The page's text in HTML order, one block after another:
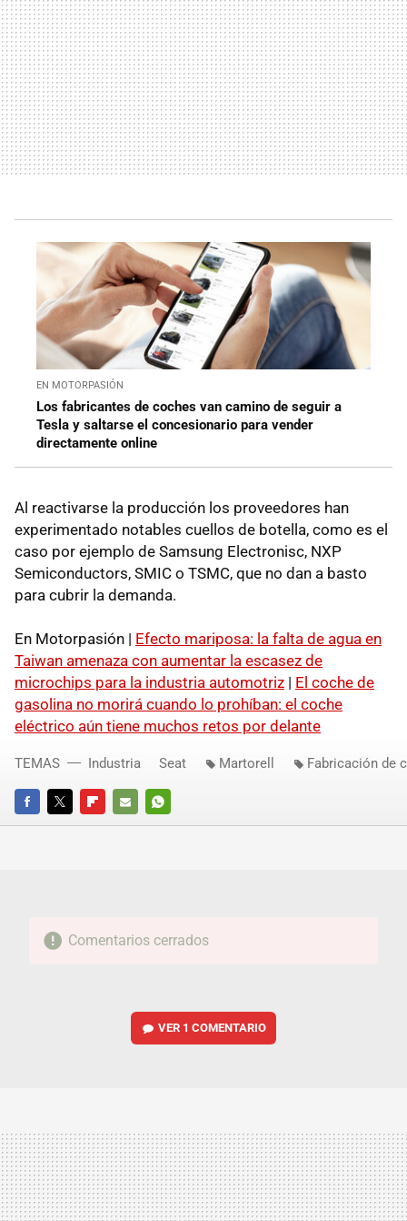
EN MOTORPASIÓN
Los fabricantes de coches van camino de seguir a
Tesla y saltarse el concesionario para vender
directamente online
Al reactivarse la producción los proveedores han
experimentado notables cuellos de botella, como es el
caso por ejemplo de Samsung Electronisc, NXP
Semiconductors, SMIC o TSMC, que no dan a basto
para cubrir la demanda.
En Motorpasión | Efecto mariposa: la falta de agua en
Taiwan amenaza con aumentar la escasez de
microchips para la industria automotriz | El coche de
gasolina no morirá cuando lo prohíban: el coche
eléctrico aún tiene muchos retos por delante
FACEBOOKTWITTERFLIPBOARD
E-
WHATSAPP
TEMAS Industria Seat Martorell Fabricación de
Comentarios cerrados
VER 1 COMENTARIO